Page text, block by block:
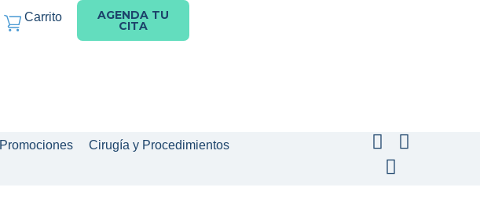
Carrito AGENDA TU
CITA
Promociones
Cirugía y Procedimientos